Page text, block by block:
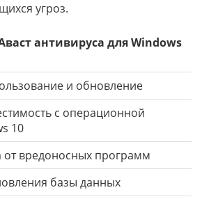
угроз.
антивируса для Windows
и обновление
с операционной
10
вредоносных программ
базы данных